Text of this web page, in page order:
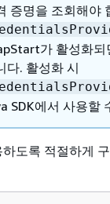
증명을 조회해야
가 활성화되
다. 활성화 시
SDK에서 사용할
도록 적절하게